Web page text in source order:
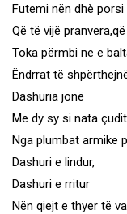
Futemi nën dhè
Që të vijë
Toka përmbi ne e
Ëndrrat të
Dashuria jonë
Me dy sy si nata
Nga plumbat armike
Dashuri e lindur,
Dashuri e rritur
Nën qiejt e thyer të